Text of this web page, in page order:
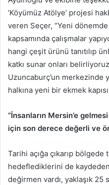
‘Köyümüz Atölye’ projesi
veren Seçer, “Yeni
kapsamında çalışmalar
hangi çeşit ürünü tanıtılıp
katkı sunar onları
Uzuncaburç’un merkezinde
halkına yeni bir ekmek
“İnsanların Mersin’e
için son derece değerli ve
Tarihi açığa çıkarıp
hedeflediklerini de
değirmen vardı, yaklaşık